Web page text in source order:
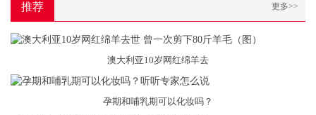
推荐 更多>>
澳大利亚10岁网红绵羊去
孕期和哺乳期可以化妆吗？